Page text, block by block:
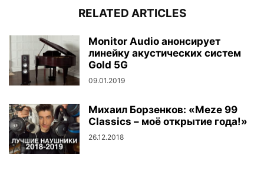
RELATED ARTICLES
Monitor Audio анонсирует
линейку акустических систем
Gold 5G
09.01.2019
Михаил Борзенков: «Meze 99
Classics – моё открытие года!»
26.12.2018